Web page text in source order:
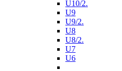
U10/2.
U9
U9/2.
U8
U8/2.
U7
U6